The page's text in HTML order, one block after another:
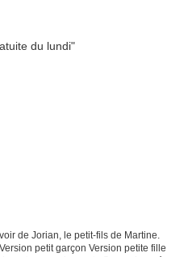
de Jorian, le petit-fils de Martine.
petit garçon Version petite fille